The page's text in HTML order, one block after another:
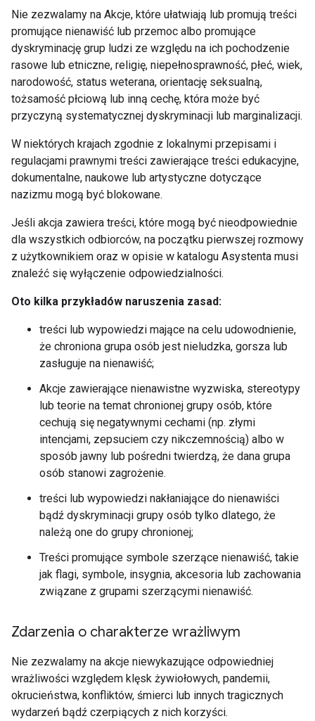
Nie zezwalamy na Akcje, które ułatwiają lub promują treści
promujące nienawiść lub przemoc albo promujące
dyskryminację grup ludzi ze względu na ich pochodzenie
rasowe lub etniczne, religię, niepełnosprawność, płeć, wiek,
narodowość, status weterana, orientację seksualną,
tożsamość płciową lub inną cechę, która może być
przyczyną systematycznej dyskryminacji lub marginalizacji.
W niektórych krajach zgodnie z lokalnymi przepisami i
regulacjami prawnymi treści zawierające treści edukacyjne,
dokumentalne, naukowe lub artystyczne dotyczące
nazizmu mogą być blokowane.
Jeśli akcja zawiera treści, które mogą być nieodpowiednie
dla wszystkich odbiorców, na początku pierwszej rozmowy
z użytkownikiem oraz w opisie w katalogu Asystenta musi
znaleźć się wyłączenie odpowiedzialności.
Oto kilka przykładów naruszenia zasad:
treści lub wypowiedzi mające na celu udowodnienie,
że chroniona grupa osób jest nieludzka, gorsza lub
zasługuje na nienawiść;
Akcje zawierające nienawistne wyzwiska, stereotypy
lub teorie na temat chronionej grupy osób, które
cechują się negatywnymi cechami (np. złymi
intencjami, zepsuciem czy nikczemnością) albo w
sposób jawny lub pośredni twierdzą, że dana grupa
osób stanowi zagrożenie.
treści lub wypowiedzi nakłaniające do nienawiści
bądź dyskryminacji grupy osób tylko dlatego, że
należą one do grupy chronionej;
Treści promujące symbole szerzące nienawiść, takie
jak flagi, symbole, insygnia, akcesoria lub zachowania
związane z grupami szerzącymi nienawiść.
Zdarzenia o charakterze wrażliwym
Nie zezwalamy na akcje niewykazujące odpowiedniej
wrażliwości względem klęsk żywiołowych, pandemii,
okrucieństwa, konfliktów, śmierci lub innych tragicznych
wydarzeń bądź czerpiących z nich korzyści.